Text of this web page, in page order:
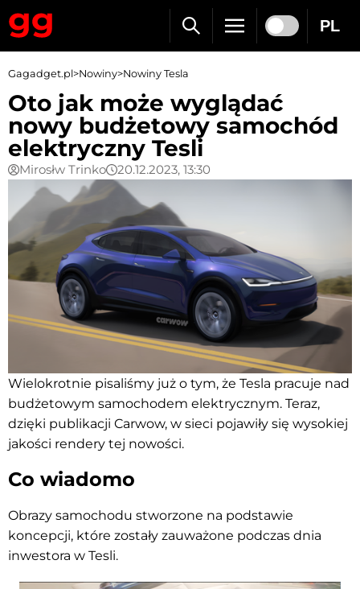
PL
Gagadget.pl>Nowiny>Nowiny Tesla
Oto jak może wyglądać
nowy budżetowy samochód
elektryczny Tesli
Mirosłw Trinko 20.12.2023, 13:30
Wielokrotnie pisaliśmy już o tym, że Tesla pracuje nad
budżetowym samochodem elektrycznym. Teraz,
dzięki publikacji Carwow, w sieci pojawiły się wysokiej
jakości rendery tej nowości.
Co wiadomo
Obrazy samochodu stworzone na podstawie
koncepcji, które zostały zauważone podczas dnia
inwestora w Tesli.